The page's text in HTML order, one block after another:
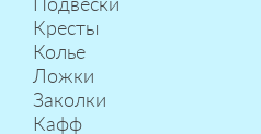
Кресты
Колье
Ложки
Заколки
Кафф